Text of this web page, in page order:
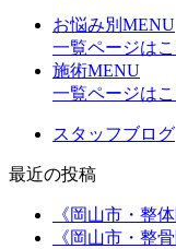
お悩み別MENU
一覧ページは
施術MENU
一覧ページは
スタッフブログ
最近の投稿
《岡山市・整
《岡山市・整